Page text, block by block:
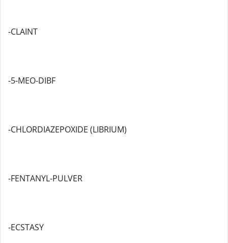
-CLAINT
-5-MEO-DIBF
-CHLORDIAZEPOXIDE (LIBRIUM)
-FENTANYL-PULVER
-ECSTASY